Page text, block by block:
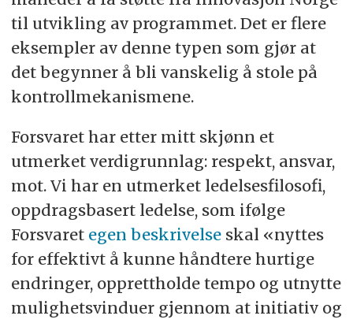
til utvikling av programmet. Det er flere
eksempler av denne typen som gjør at
det begynner å bli vanskelig å stole på
kontrollmekanismene.
Forsvaret har etter mitt skjønn et
utmerket verdigrunnlag: respekt, ansvar,
mot. Vi har en utmerket ledelsesfilosofi,
oppdragsbasert ledelse, som ifølge
Forsvaret egen beskrivelseskal «nyttes
for effektivt å kunne håndtere hurtige
endringer, opprettholde tempo og utnytte
mulighetsvinduer gjennom at initiativ og